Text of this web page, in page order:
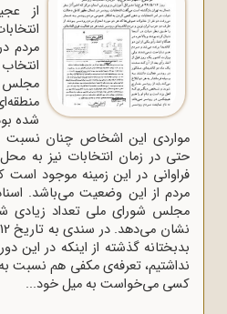
از
مردم
شده
مواردی این اشخاص چنان نسبت
حتی در زمان انتخابات نیز به
فراوانی در این زمینه موجود
مردم از این وضعیت می‌باشد.
مجلس شورای ملی تعداد زیادی
بدبختانه گذشته از اینکه در این
نداشتیم، تعرفه‌ی مکفی هم نسبت
کسی می‌خواست به میل خود...